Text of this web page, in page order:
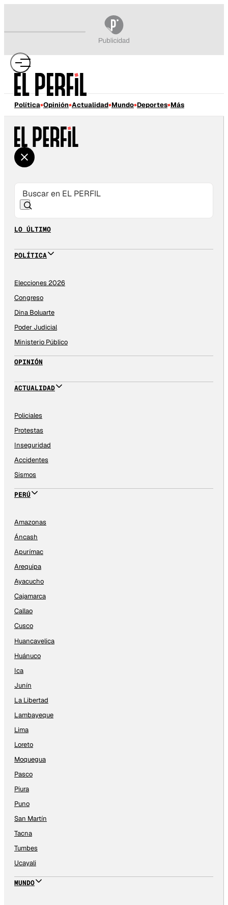
Política Opinión Actualidad Mundo Deportes Más
LO ÚLTIMO
POLÍTICA
Elecciones 2026
Congreso
Dina Boluarte
Poder Judicial
Ministerio Público
OPINIÓN
ACTUALIDAD
Policiales
Protestas
Inseguridad
Accidentes
Sismos
PERÚ
Amazonas
Áncash
Apurímac
Arequipa
Ayacucho
Cajamarca
Callao
Cusco
Huancavelica
Huánuco
Ica
Junín
La Libertad
Lambayeque
Lima
Loreto
Moquegua
Pasco
Piura
Puno
San Martín
Tacna
Tumbes
Ucayali
MUNDO